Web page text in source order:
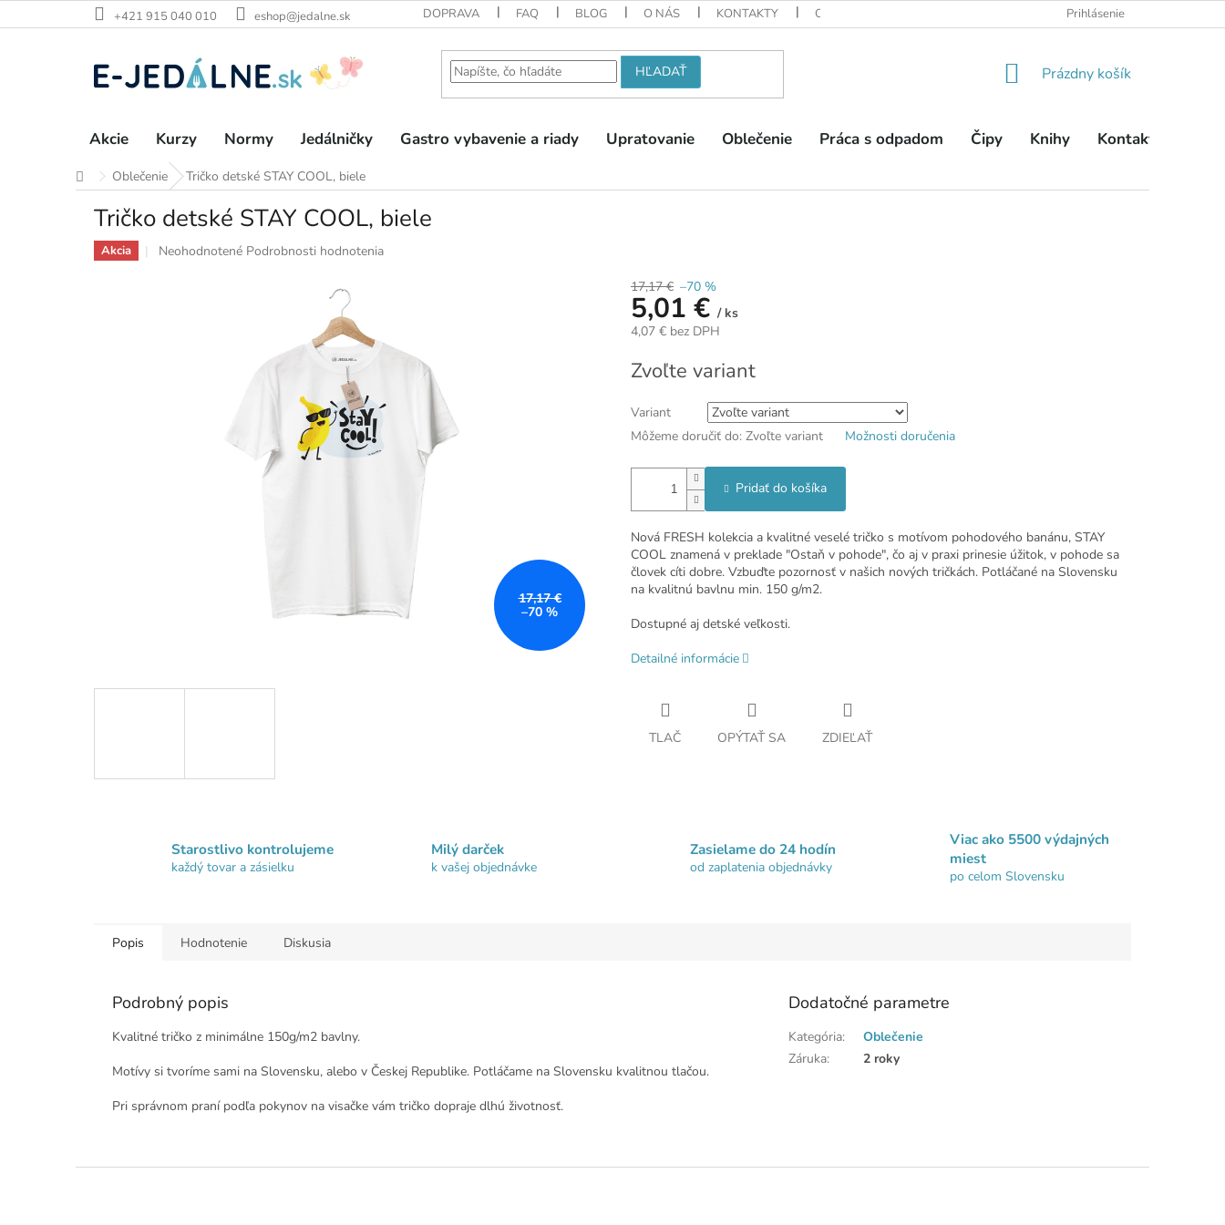
na
+421 915 040 010 eshop@jedalne.sk DOPRAVA FAQ BLOG O NÁS KONTAKTY OBCHODNÉ PODMIENKY PODMIENKY OCHRANY OSOBNÝCH
Prihlásenie
HĽADAŤ
NÁKUPNÝ
Prázdny košík
Akcie Kurzy Normy Jedálničky Gastro vybavenie a riady Upratovanie Oblečenie Práca s odpadom Čipy Knihy Kontakty
DomovOblečenie Tričko detské STAY COOL, biele
Tričko detské STAY COOL, biele
Akcia
Priemerné
Neohodnotené Podrobnosti hodnotenia
17,17 €
–70 %
17,17 € –70 %
5,01 € / ks
4,07 € bez DPH
cena:
Zvoľte variant
Variant
Môžeme doručiť do: Zvoľte variant Možnosti doručenia
Pridať do košíka
Nová FRESH kolekcia a kvalitné veselé tričko s motívom pohodového banánu, STAY
COOL znamená v preklade "Ostaň v pohode", čo aj v praxi prinesie úžitok, v pohode sa
človek cíti dobre. Vzbuďte pozornosť v našich nových tričkách. Potláčané na Slovensku
na kvalitnú bavlnu min. 150 g/m2.
Dostupné aj detské veľkosti.
Detailné informácie
TLAČ OPÝTAŤ SA ZDIEĽAŤ
Starostlivo kontrolujeme
každý tovar a zásielku
Milý darček
k vašej objednávke
Zasielame do 24 hodín
od zaplatenia objednávky
Viac ako 5500 výdajných
miest
po celom Slovensku
Popis Hodnotenie Diskusia
Podrobný popis
Kvalitné tričko z minimálne 150g/m2 bavlny.
Motívy si tvoríme sami na Slovensku, alebo v Českej Republike. Potláčame na Slovensku kvalitnou tlačou.
Pri správnom praní podľa pokynov na visačke vám tričko dopraje dlhú životnosť.
Dodatočné parametre
Kategória:
Oblečenie
Záruka: 2 roky